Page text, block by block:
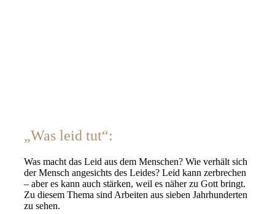
„Was leid tut“:
Was macht das Leid aus dem Menschen? Wie verhält sich
der Mensch angesichts des Leides? Leid kann zerbrechen
– aber es kann auch stärken, weil es näher zu Gott bringt.
Zu diesem Thema sind Arbeiten aus sieben Jahrhunderten
zu sehen.